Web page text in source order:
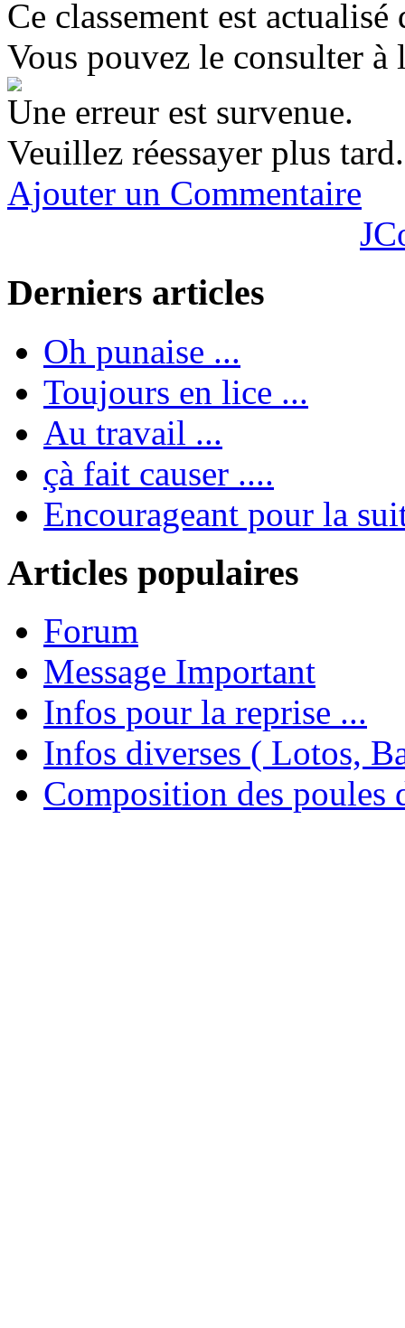
Ce classement est
Vous pouvez le consulter
Une erreur est survenue.
Veuillez réessayer plus tard.
Ajouter un Commentaire
Derniers articles
Oh punaise ...
Toujours en lice ...
Au travail ...
çà fait causer ....
Encourageant pour la
Articles populaires
Forum
Message Important
Infos pour la reprise ...
Infos diverses ( Lotos,
Composition des poules